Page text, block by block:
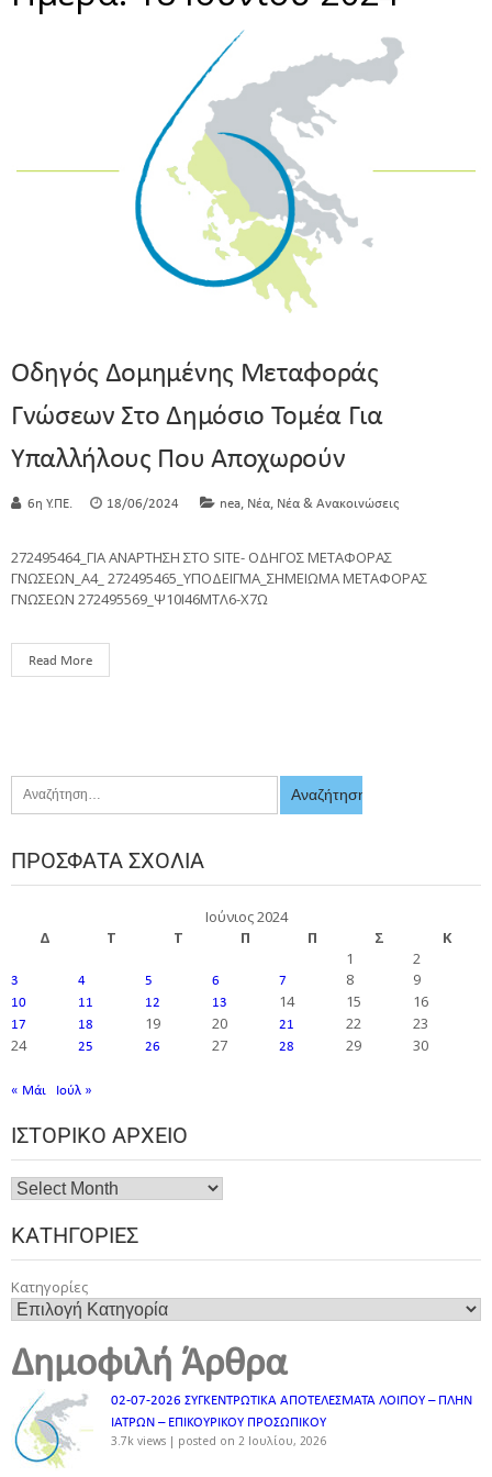
Οδηγός Δομημένης Μεταφοράς
Γνώσεων Στο Δημόσιο Τομέα Για
Υπαλλήλους Που Αποχωρούν
6η Υ.ΠΕ. 18/06/2024 nea, Νέα, Νέα & Ανακοινώσεις
272495464_ΓΙΑ ΑΝΑΡΤΗΣΗ ΣΤΟ SITE- ΟΔΗΓΟΣ ΜΕΤΑΦΟΡΑΣ
ΓΝΩΣΕΩΝ_A4_ 272495465_ΥΠΟΔΕΙΓΜΑ_ΣΗΜΕΙΩΜΑ ΜΕΤΑΦΟΡΑΣ
ΓΝΩΣΕΩΝ 272495569_Ψ10Ι46ΜΤΛ6-Χ7Ω
Read More
ΠΡΌΣΦΑΤΑ ΣΧΌΛΙΑ
Ιούνιος 2024
Δ
Τ Τ Π Π Σ
Κ
1
2
3 4 5 6 7 8 9
10 11 12 13 14 15 16
17 18 19 20 21 22
23
24
25 26 27 28 29 30
« Μάι Ιούλ »
ΙΣΤΟΡΙΚΌ ΑΡΧΕΊΟ
ΚΑΤΗΓΟΡΊΕΣ
Κατηγορίες
Δημοφιλή Άρθρα
02-07-2026 ΣΥΓΚΕΝΤΡΩΤΙΚΑ ΑΠΟΤΕΛΕΣΜΑΤΑ ΛΟΙΠΟΥ – ΠΛΗΝ
ΙΑΤΡΩΝ – ΕΠΙΚΟΥΡΙΚΟΥ ΠΡΟΣΩΠΙΚOY
3.7k views | posted on 2 Ιουλίου, 2026